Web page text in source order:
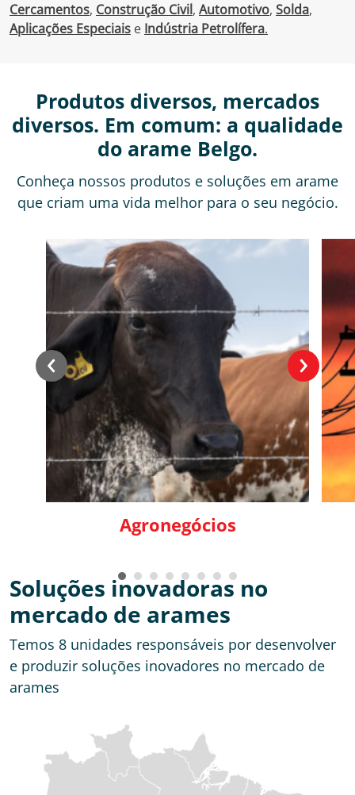
Cercamentos, Construção Civil, Automotivo, Solda,
Aplicações Especiais e Indústria Petrolífera.
Produtos diversos, mercados
diversos. Em comum: a qualidade
do arame Belgo.
Conheça nossos produtos e soluções em arame
que criam uma vida melhor para o seu negócio.
Agronegócios
Soluções inovadoras no
mercado de arames
Temos 8 unidades responsáveis por desenvolver
e produzir soluções inovadores no mercado de
arames